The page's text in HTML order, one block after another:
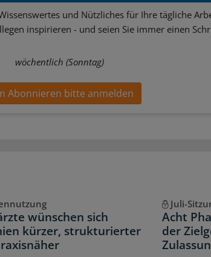
und Nützliches für Ihre tägliche
inspirieren - und seien Sie immer einen
wöchentlich (Sonntag)
Abonnieren bitte anmelden
wünschen sich
kürzer, strukturierter
Juli-
Acht
der